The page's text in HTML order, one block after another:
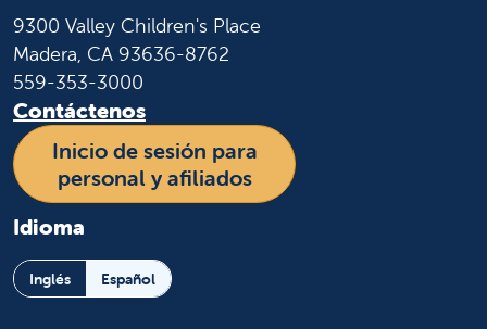
9300 Valley Children's Place
Madera, CA 93636-8762
559-353-3000
Contáctenos
Inicio de sesión para
personal y afiliados
Idioma
Inglés Español